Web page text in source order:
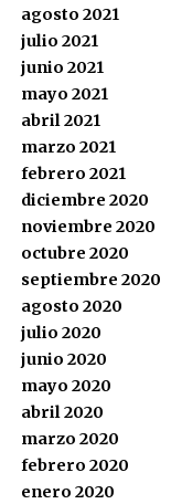
agosto 2021
julio 2021
junio 2021
mayo 2021
abril 2021
marzo 2021
febrero 2021
diciembre 2020
noviembre 2020
octubre 2020
septiembre 2020
agosto 2020
julio 2020
junio 2020
mayo 2020
abril 2020
marzo 2020
febrero 2020
enero 2020